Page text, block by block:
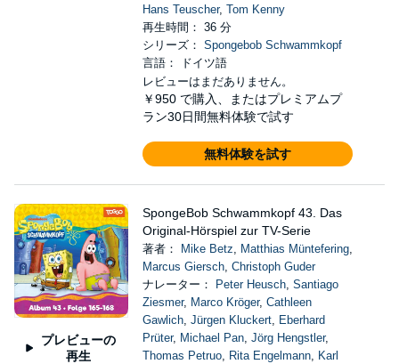
Hans Teuscher, Tom Kenny
再生時間： 36 分
シリーズ： Spongebob Schwammkopf
言語： ドイツ語
レビューはまだありません。
￥950 で購入、またはプレミアムプ
ラン30日間無料体験で試す
無料体験を試す
プレビューの
再生
SpongeBob Schwammkopf 43. Das
Original-Hörspiel zur TV-Serie
著者： Mike Betz, Matthias Müntefering,
Marcus Giersch, Christoph Guder
ナレーター：
Peter Heusch, Santiago
Ziesmer, Marco Kröger, Cathleen
Gawlich, Jürgen Kluckert, Eberhard
Prüter, Michael Pan, Jörg Hengstler,
Thomas Petruo, Rita Engelmann, Karl